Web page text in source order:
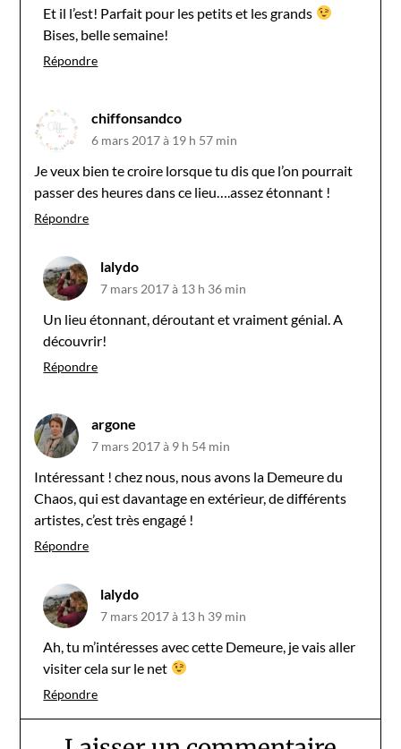
Et il l’est! Parfait pour les petits et les grands
Bises, belle semaine!
Répondre
chiffonsandco
6 mars 2017 à 19 h 57 min
Je veux bien te croire lorsque tu dis que l’on pourrait
passer des heures dans ce lieu….assez étonnant !
Répondre
lalydo
7 mars 2017 à 13 h 36 min
Un lieu étonnant, déroutant et vraiment génial. A
découvrir!
Répondre
argone
7 mars 2017 à 9 h 54 min
Intéressant ! chez nous, nous avons la Demeure du
Chaos, qui est davantage en extérieur, de différents
artistes, c’est très engagé !
Répondre
lalydo
7 mars 2017 à 13 h 39 min
Ah, tu m’intéresses avec cette Demeure, je vais aller
visiter cela sur le net
Répondre